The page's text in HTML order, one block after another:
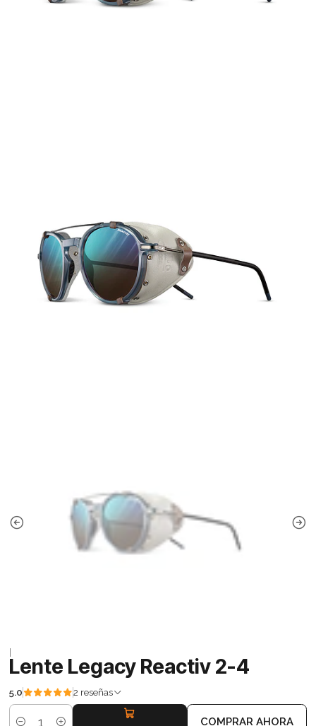
Lente Legacy Reactiv 2-4
5.0 2 reseñas
COMPRAR AHORA